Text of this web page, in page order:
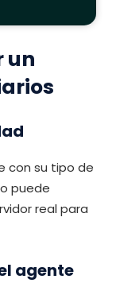
un
con su tipo de
puede
real para
agente